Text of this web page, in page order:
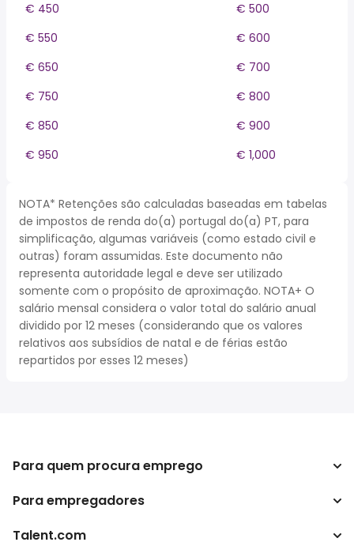
€ 450
€ 500
€ 550
€ 600
€ 650
€ 700
€ 750
€ 800
€ 850
€ 900
€ 950
€ 1,000
NOTA* Retenções são calculadas baseadas em tabelas
de impostos de renda do(a) portugal do(a) PT, para
simplificação, algumas variáveis (como estado civil e
outras) foram assumidas. Este documento não
representa autoridade legal e deve ser utilizado
somente com o propósito de aproximação. NOTA+ O
salário mensal considera o valor total do salário anual
dividido por 12 meses (considerando que os valores
relativos aos subsídios de natal e de férias estão
repartidos por esses 12 meses)
Para quem procura emprego
Procurar empregos
Para empregadores
Empreendimento
Talent.com